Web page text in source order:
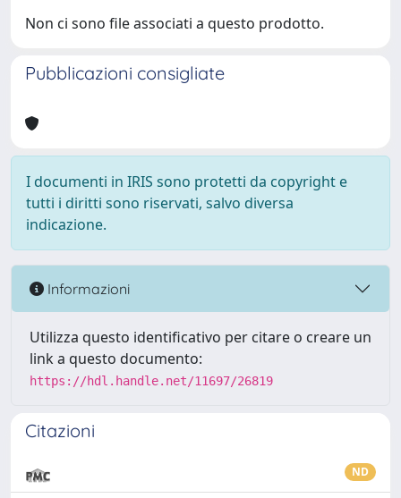
Non ci sono file associati a questo prodotto.
Pubblicazioni consigliate
I documenti in IRIS sono protetti da copyright e
tutti i diritti sono riservati, salvo diversa
indicazione.
Informazioni
Utilizza questo identificativo per citare o creare un
link a questo documento:
https://hdl.handle.net/11697/26819
Citazioni
ND